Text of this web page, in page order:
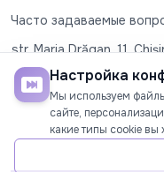
Часто задаваемые
str. Maria Drăgan, 11,
+37360327279
©2026
Настройка
Мы используем
сайте,
какие типы cookie вы